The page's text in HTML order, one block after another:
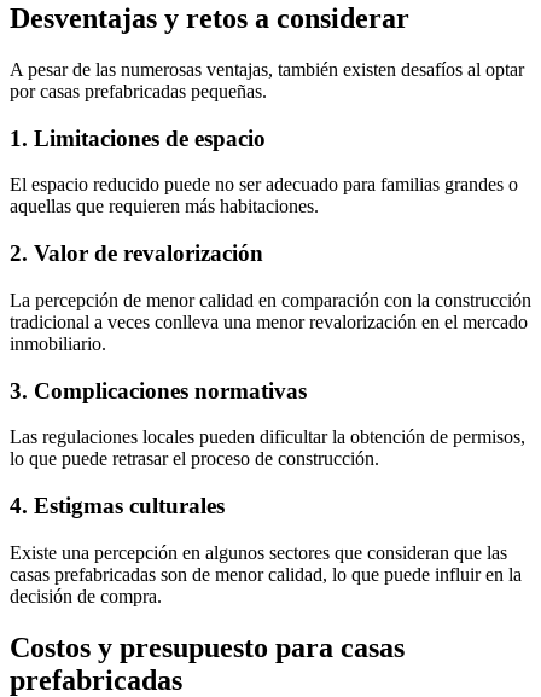
Desventajas y retos a considerar
A pesar de las numerosas ventajas, también existen desafíos al optar
por casas prefabricadas pequeñas.
1. Limitaciones de espacio
El espacio reducido puede no ser adecuado para familias grandes o
aquellas que requieren más habitaciones.
2. Valor de revalorización
La percepción de menor calidad en comparación con la construcción
tradicional a veces conlleva una menor revalorización en el mercado
inmobiliario.
3. Complicaciones normativas
Las regulaciones locales pueden dificultar la obtención de permisos,
lo que puede retrasar el proceso de construcción.
4. Estigmas culturales
Existe una percepción en algunos sectores que consideran que las
casas prefabricadas son de menor calidad, lo que puede influir en la
decisión de compra.
Costos y presupuesto para casas
prefabricadas